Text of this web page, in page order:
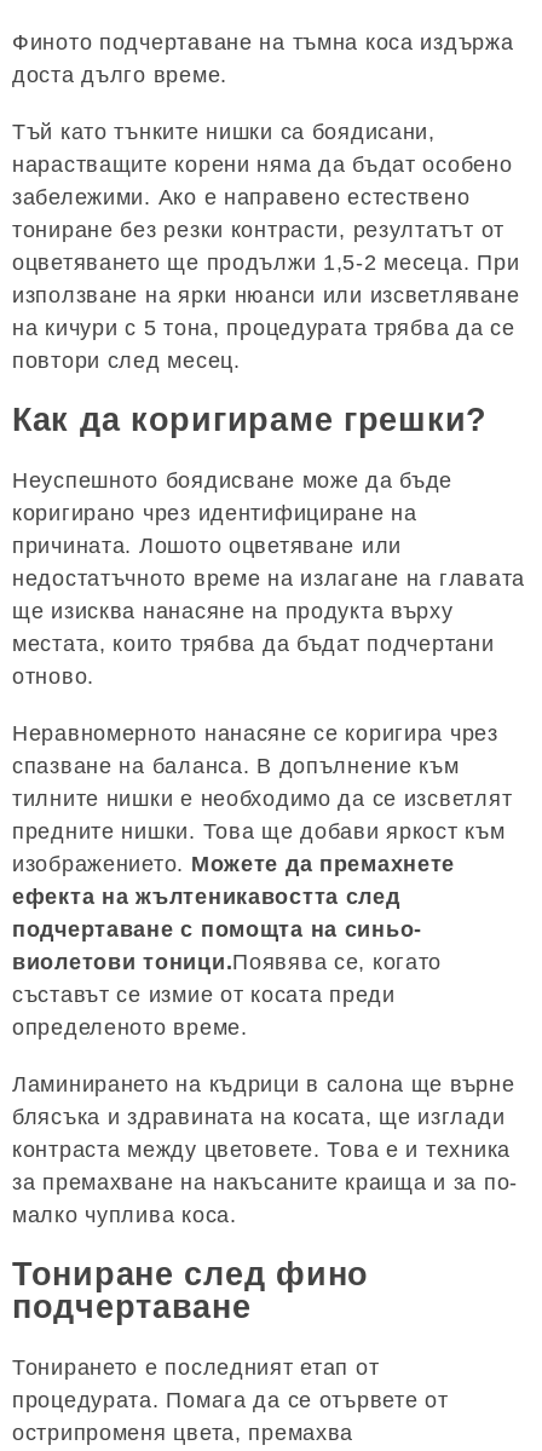
Финото подчертаване на тъмна коса издържа
доста дълго време.
Тъй като тънките нишки са боядисани,
нарастващите корени няма да бъдат особено
забележими. Ако е направено естествено
тониране без резки контрасти, резултатът от
оцветяването ще продължи 1,5-2 месеца. При
използване на ярки нюанси или изсветляване
на кичури с 5 тона, процедурата трябва да се
повтори след месец.
Как да коригираме грешки?
Неуспешното боядисване може да бъде
коригирано чрез идентифициране на
причината. Лошото оцветяване или
недостатъчното време на излагане на главата
ще изисква нанасяне на продукта върху
местата, които трябва да бъдат подчертани
отново.
Неравномерното нанасяне се коригира чрез
спазване на баланса. В допълнение към
тилните нишки е необходимо да се изсветлят
предните нишки. Това ще добави яркост към
изображението. Можете да премахнете
ефекта на жълтеникавостта след
подчертаване с помощта на синьо-
виолетови тоници.Появява се, когато
съставът се измие от косата преди
определеното време.
Ламинирането на къдрици в салона ще върне
блясъка и здравината на косата, ще изглади
контраста между цветовете. Това е и техника
за премахване на накъсаните краища и за по-
малко чуплива коса.
Тониране след фино
подчертаване
Тонирането е последният етап от
процедурата. Помага да се отървете от
острипроменя цвета, премахва